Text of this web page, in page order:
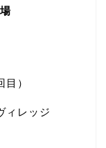
）
ィレッジ